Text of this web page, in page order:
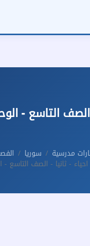
- الصف التاسع -
مدرسية سوريا
احياء - ثانيا - الصف